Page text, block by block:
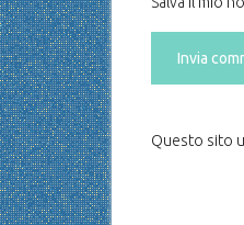
Questo sito